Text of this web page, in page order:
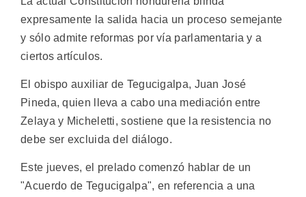
expresamente la salida hacia un proceso semejante
y sólo admite reformas por vía parlamentaria y a
ciertos artículos.
El obispo auxiliar de Tegucigalpa, Juan José
Pineda, quien lleva a cabo una mediación entre
Zelaya y Micheletti, sostiene que la resistencia no
debe ser excluida del diálogo.
Este jueves, el prelado comenzó hablar de un
"Acuerdo de Tegucigalpa", en referencia a una